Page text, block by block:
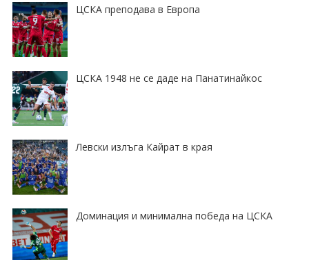
ЦСКА преподава в Европа
ЦСКА 1948 не се даде на Панатинайкос
Левски излъга Кайрат в края
Доминация и минимална победа на ЦСКА